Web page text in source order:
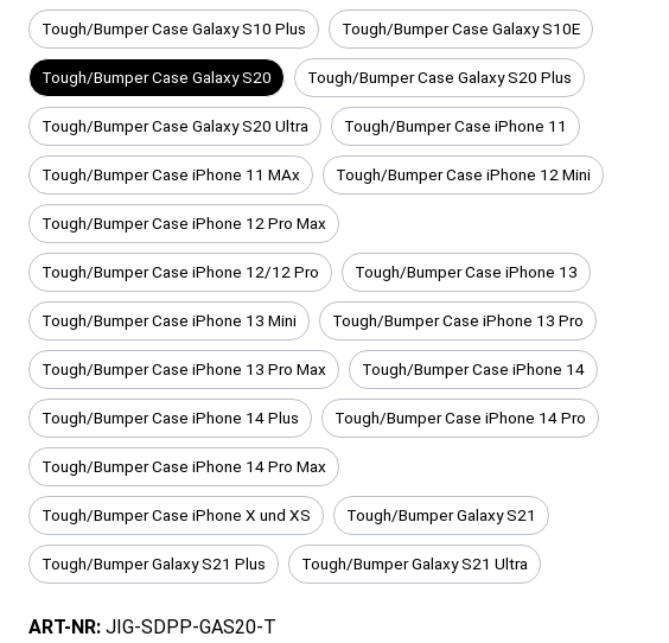
Tough/Bumper Case Galaxy S10 Plus Tough/Bumper Case Galaxy S10E
Tough/Bumper Case Galaxy S20 Tough/Bumper Case Galaxy S20 Plus
Tough/Bumper Case Galaxy S20 Ultra Tough/Bumper Case iPhone 11
Tough/Bumper Case iPhone 11 MAx Tough/Bumper Case iPhone 12 Mini
Tough/Bumper Case iPhone 12 Pro Max
Tough/Bumper Case iPhone 12/12 Pro Tough/Bumper Case iPhone 13
Tough/Bumper Case iPhone 13 Mini Tough/Bumper Case iPhone 13 Pro
Tough/Bumper Case iPhone 13 Pro Max Tough/Bumper Case iPhone 14
Tough/Bumper Case iPhone 14 Plus Tough/Bumper Case iPhone 14 Pro
Tough/Bumper Case iPhone 14 Pro Max
Tough/Bumper Case iPhone X und XS Tough/Bumper Galaxy S21
Tough/Bumper Galaxy S21 Plus Tough/Bumper Galaxy S21 Ultra
ART-NR: JIG-SDPP-GAS20-T